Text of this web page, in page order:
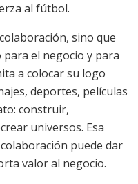
al fútbol.
sino que
el negocio y para
a colocar su logo
deportes, películas
construir,
universos. Esa
puede dar
valor al negocio.